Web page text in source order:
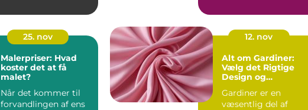
25. nov
Malerpriser: Hvad
koster det at få
malet?
Når det kommer til
forvandlingen af ens
12. nov
Alt om Gardiner:
Vælg det Rigtige
Design og
Hjem
Gardiner er en
væsentlig del af